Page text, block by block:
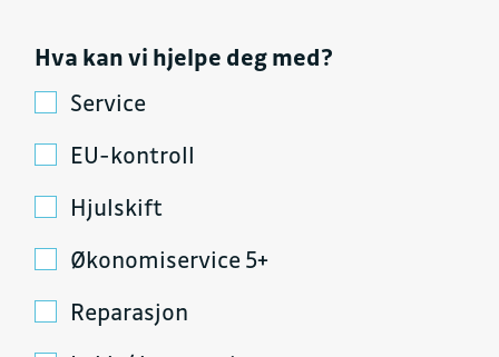
Hva kan vi hjelpe deg med?
Service
EU-kontroll
Hjulskift
Økonomiservice 5+
Reparasjon